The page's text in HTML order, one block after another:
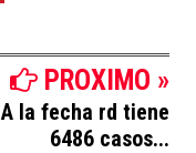
PROXIMO »
A la fecha rd tiene
6486 casos...